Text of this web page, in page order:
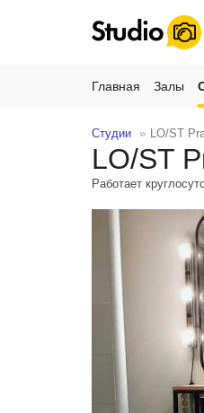
Главная Залы
Студии LO/ST
LO/ST
Работает